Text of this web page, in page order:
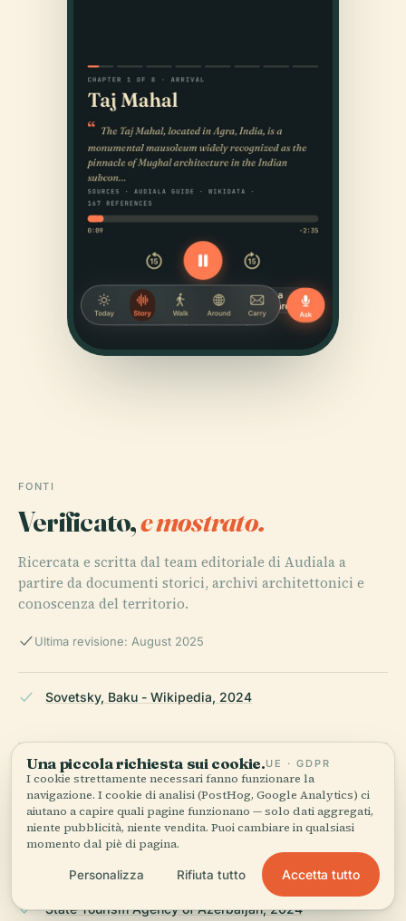
FONTI
Verificato,e mostrato.
Ricercata e scritta dal team editoriale di Audiala a
partire da documenti storici, archivi architettonici e
conoscenza del territorio.
Ultima revisione: August 2025
Sovetsky, Baku - Wikipedia, 2024
Azerbaijan International, 2024
Caliber.az, 2024
State Tourism Agency of Azerbaijan, 2024
Una piccola richiesta sui cookie.UE · GDPR
I cookie strettamente necessari fanno funzionare la
navigazione. I cookie di analisi (PostHog, Google Analytics) ci
aiutano a capire quali pagine funzionano — solo dati aggregati,
niente pubblicità, niente vendita. Puoi cambiare in qualsiasi
momento dal piè di pagina.
Personalizza Rifiuta tutto Accetta tutto